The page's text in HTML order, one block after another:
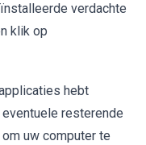
verdachte
klik op
hebt
resterende
uw computer te